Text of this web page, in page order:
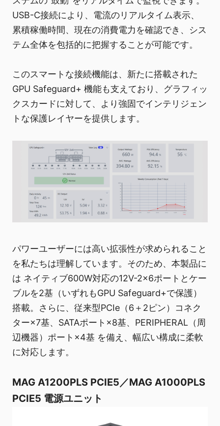
USB-C接続により、電流のリアルタイム表示、
累積稼働時間、現在の消費電力を確認でき、シス
テム全体を包括的に把握することが可能です。
このスマートな接続機能は、新たに搭載された
GPU Safeguard+ 機能も支えており、グラフィッ
クスカードに対して、より強固でインテリジェン
トな保護レイヤーを提供します。
パワーユーザーには高い拡張性が求められること
を私たちは理解しています。そのため、本製品に
は ネイティブ600W対応の12V-2×6ポートとケー
ブルを2基（いずれもGPU Safeguard+で保護）
搭載。さらに、従来型PCIe（6＋2ピン）コネク
ター×7基、SATAポート×8基、PERIPHERAL（周
辺機器）ポート×4基 を備え、幅広い構成に柔軟
に対応します。
MAG A1200PLS PCIE5／MAG A1000PLS
PCIE5 電源ユニット